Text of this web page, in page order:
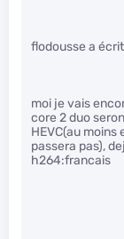
flodousse a
moi je vais
core 2 duo
HEVC(au
passera pas),
h264:francais